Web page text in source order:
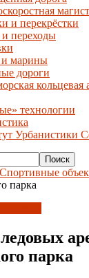
и перекрёстки
переходы
марины
дороги
кольцевая
технологии
Урбанистики
Спортивные
парка
парка